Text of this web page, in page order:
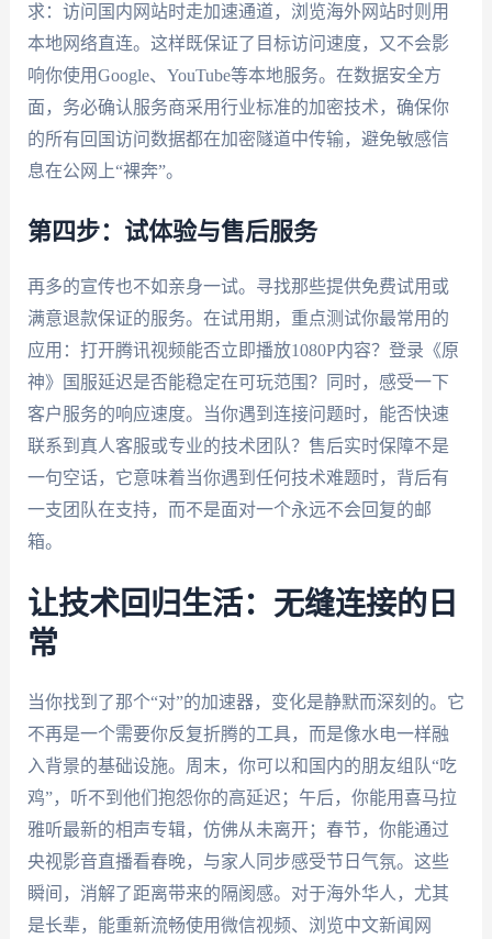
求：访问国内网站时走加速通道，浏览海外网站时则用
本地网络直连。这样既保证了目标访问速度，又不会影
响你使用Google、YouTube等本地服务。在数据安全方
面，务必确认服务商采用行业标准的加密技术，确保你
的所有回国访问数据都在加密隧道中传输，避免敏感信
息在公网上“裸奔”。
第四步：试体验与售后服务
再多的宣传也不如亲身一试。寻找那些提供免费试用或
满意退款保证的服务。在试用期，重点测试你最常用的
应用：打开腾讯视频能否立即播放1080P内容？登录《原
神》国服延迟是否能稳定在可玩范围？同时，感受一下
客户服务的响应速度。当你遇到连接问题时，能否快速
联系到真人客服或专业的技术团队？售后实时保障不是
一句空话，它意味着当你遇到任何技术难题时，背后有
一支团队在支持，而不是面对一个永远不会回复的邮
箱。
让技术回归生活：无缝连接的日
常
当你找到了那个“对”的加速器，变化是静默而深刻的。它
不再是一个需要你反复折腾的工具，而是像水电一样融
入背景的基础设施。周末，你可以和国内的朋友组队“吃
鸡”，听不到他们抱怨你的高延迟；午后，你能用喜马拉
雅听最新的相声专辑，仿佛从未离开；春节，你能通过
央视影音直播看春晚，与家人同步感受节日气氛。这些
瞬间，消解了距离带来的隔阂感。对于海外华人，尤其
是长辈，能重新流畅使用微信视频、浏览中文新闻网